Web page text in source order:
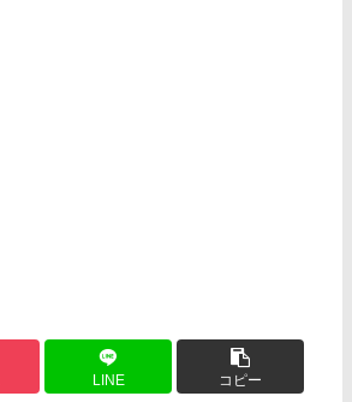
LINE コピー